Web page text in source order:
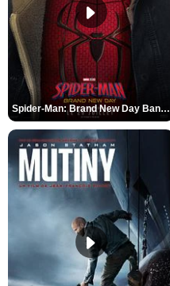
Spider-Man: Brand New Day Bande-annonce VO STFR